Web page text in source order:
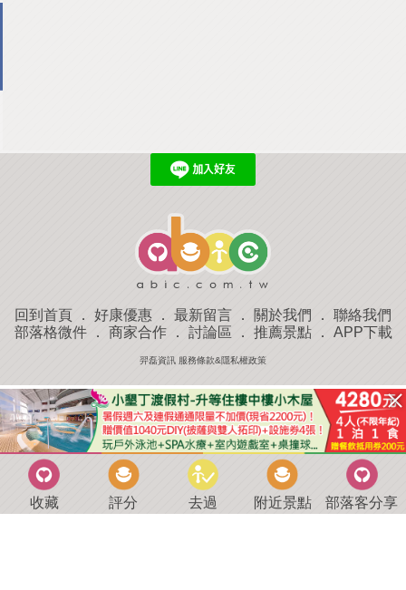
回到首頁 ． 好康優惠 ． 最新留言 ． 關於我們 ． 聯絡我們
部落格微件． 商家合作． 討論區 ． 推薦景點． APP下載
羿磊資訊 服務條款&隱私權政策
收藏 評分 去過 附近景點 部落客分享